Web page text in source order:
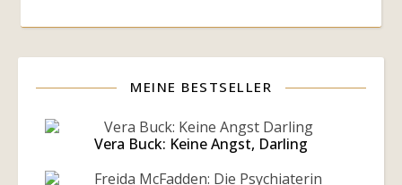
MEINE BESTSELLER
Vera Buck: Keine Angst, Darling